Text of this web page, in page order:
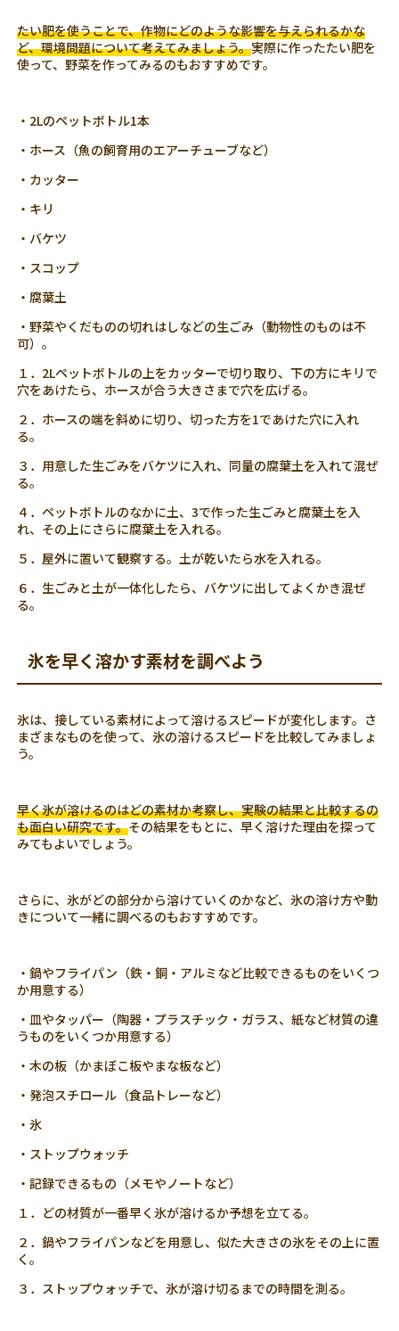
たい肥を使うことで、作物にどのような影響を与えられるかな
ど、環境問題について考えてみましょう。実際に作ったたい肥を
使って、野菜を作ってみるのもおすすめです。
・2Lのペットボトル1本
・ホース（魚の飼育用のエアーチューブなど）
・カッター
・キリ
・バケツ
・スコップ
・腐葉土
・野菜やくだものの切れはしなどの生ごみ（動物性のものは不
可）。
１．2Lペットボトルの上をカッターで切り取り、下の方にキリで
穴をあけたら、ホースが合う大きさまで穴を広げる。
２．ホースの端を斜めに切り、切った方を1であけた穴に入れ
る。
３．用意した生ごみをバケツに入れ、同量の腐葉土を入れて混ぜ
る。
４．ペットボトルのなかに土、3で作った生ごみと腐葉土を入
れ、その上にさらに腐葉土を入れる。
５．屋外に置いて観察する。土が乾いたら水を入れる。
６．生ごみと土が一体化したら、バケツに出してよくかき混ぜ
る。
氷を早く溶かす素材を調べよう
氷は、接している素材によって溶けるスピードが変化します。さ
まざまなものを使って、氷の溶けるスピードを比較してみましょ
う。
早く氷が溶けるのはどの素材か考察し、実験の結果と比較するの
も面白い研究です。その結果をもとに、早く溶けた理由を探って
みてもよいでしょう。
さらに、氷がどの部分から溶けていくのかなど、氷の溶け方や動
きについて一緒に調べるのもおすすめです。
・鍋やフライパン（鉄・銅・アルミなど比較できるものをいくつ
か用意する）
・皿やタッパー（陶器・プラスチック・ガラス、紙など材質の違
うものをいくつか用意する）
・木の板（かまぼこ板やまな板など）
・発泡スチロール（食品トレーなど）
・氷
・ストップウォッチ
・記録できるもの（メモやノートなど）
１．どの材質が一番早く氷が溶けるか予想を立てる。
２．鍋やフライパンなどを用意し、似た大きさの氷をその上に置
く。
３．ストップウォッチで、氷が溶け切るまでの時間を測る。